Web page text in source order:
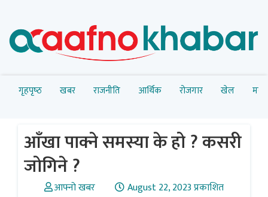
गृहपृष्‍ठ खबर राजनीति आर्थिक रोजगार खेल
आँखा पाक्ने समस्या के हो ? कसरी
जोगिने ?
आफ्नो खबर August 22, 2023 प्रकाशित